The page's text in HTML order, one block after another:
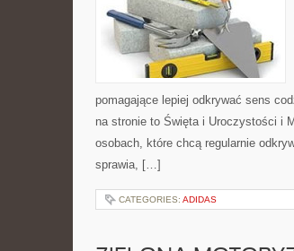
pomagające lepiej odkrywać sens
na stronie to Święta i Uroczystości i
osobach, które chcą regularnie
sprawia, […]
CATEGORIES: ADIDAS